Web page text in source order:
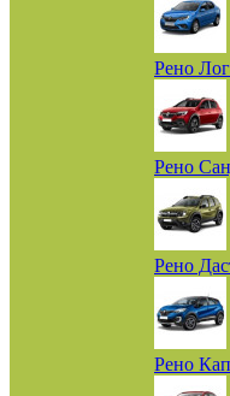
Рено
Рено
Рено
Рено